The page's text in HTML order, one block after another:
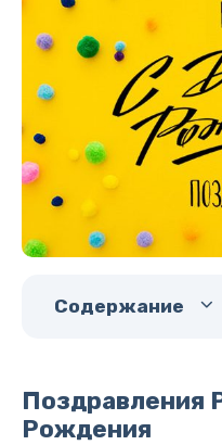
Содержание
Поздравления
Рождения